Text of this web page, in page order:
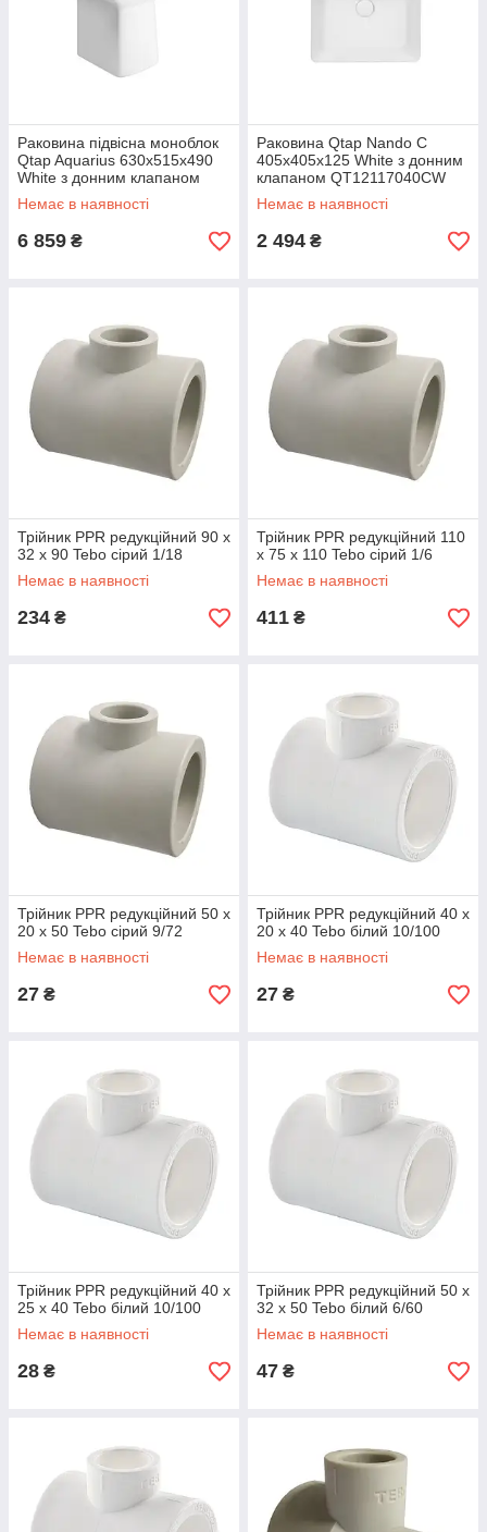
Раковина підвісна моноблок
Qtap Aquarius 630х515х490
White з донним клапаном
QT2111WL425W
Немає в наявності
6 859 ₴
Раковина Qtap Nando C
405х405х125 White з донним
клапаном QT12117040CW
Немає в наявності
2 494 ₴
Трійник PPR редукційний 90 х
32 х 90 Tebo сірий 1/18
Немає в наявності
234 ₴
Трійник PPR редукційний 110
х 75 х 110 Tebo сірий 1/6
Немає в наявності
411 ₴
Трійник PPR редукційний 50 х
20 х 50 Tebo сірий 9/72
Немає в наявності
27 ₴
Трійник PPR редукційний 40 х
20 х 40 Tebo білий 10/100
Немає в наявності
27 ₴
Трійник PPR редукційний 40 х
25 х 40 Tebo білий 10/100
Немає в наявності
28 ₴
Трійник PPR редукційний 50 х
32 х 50 Tebo білий 6/60
Немає в наявності
47 ₴